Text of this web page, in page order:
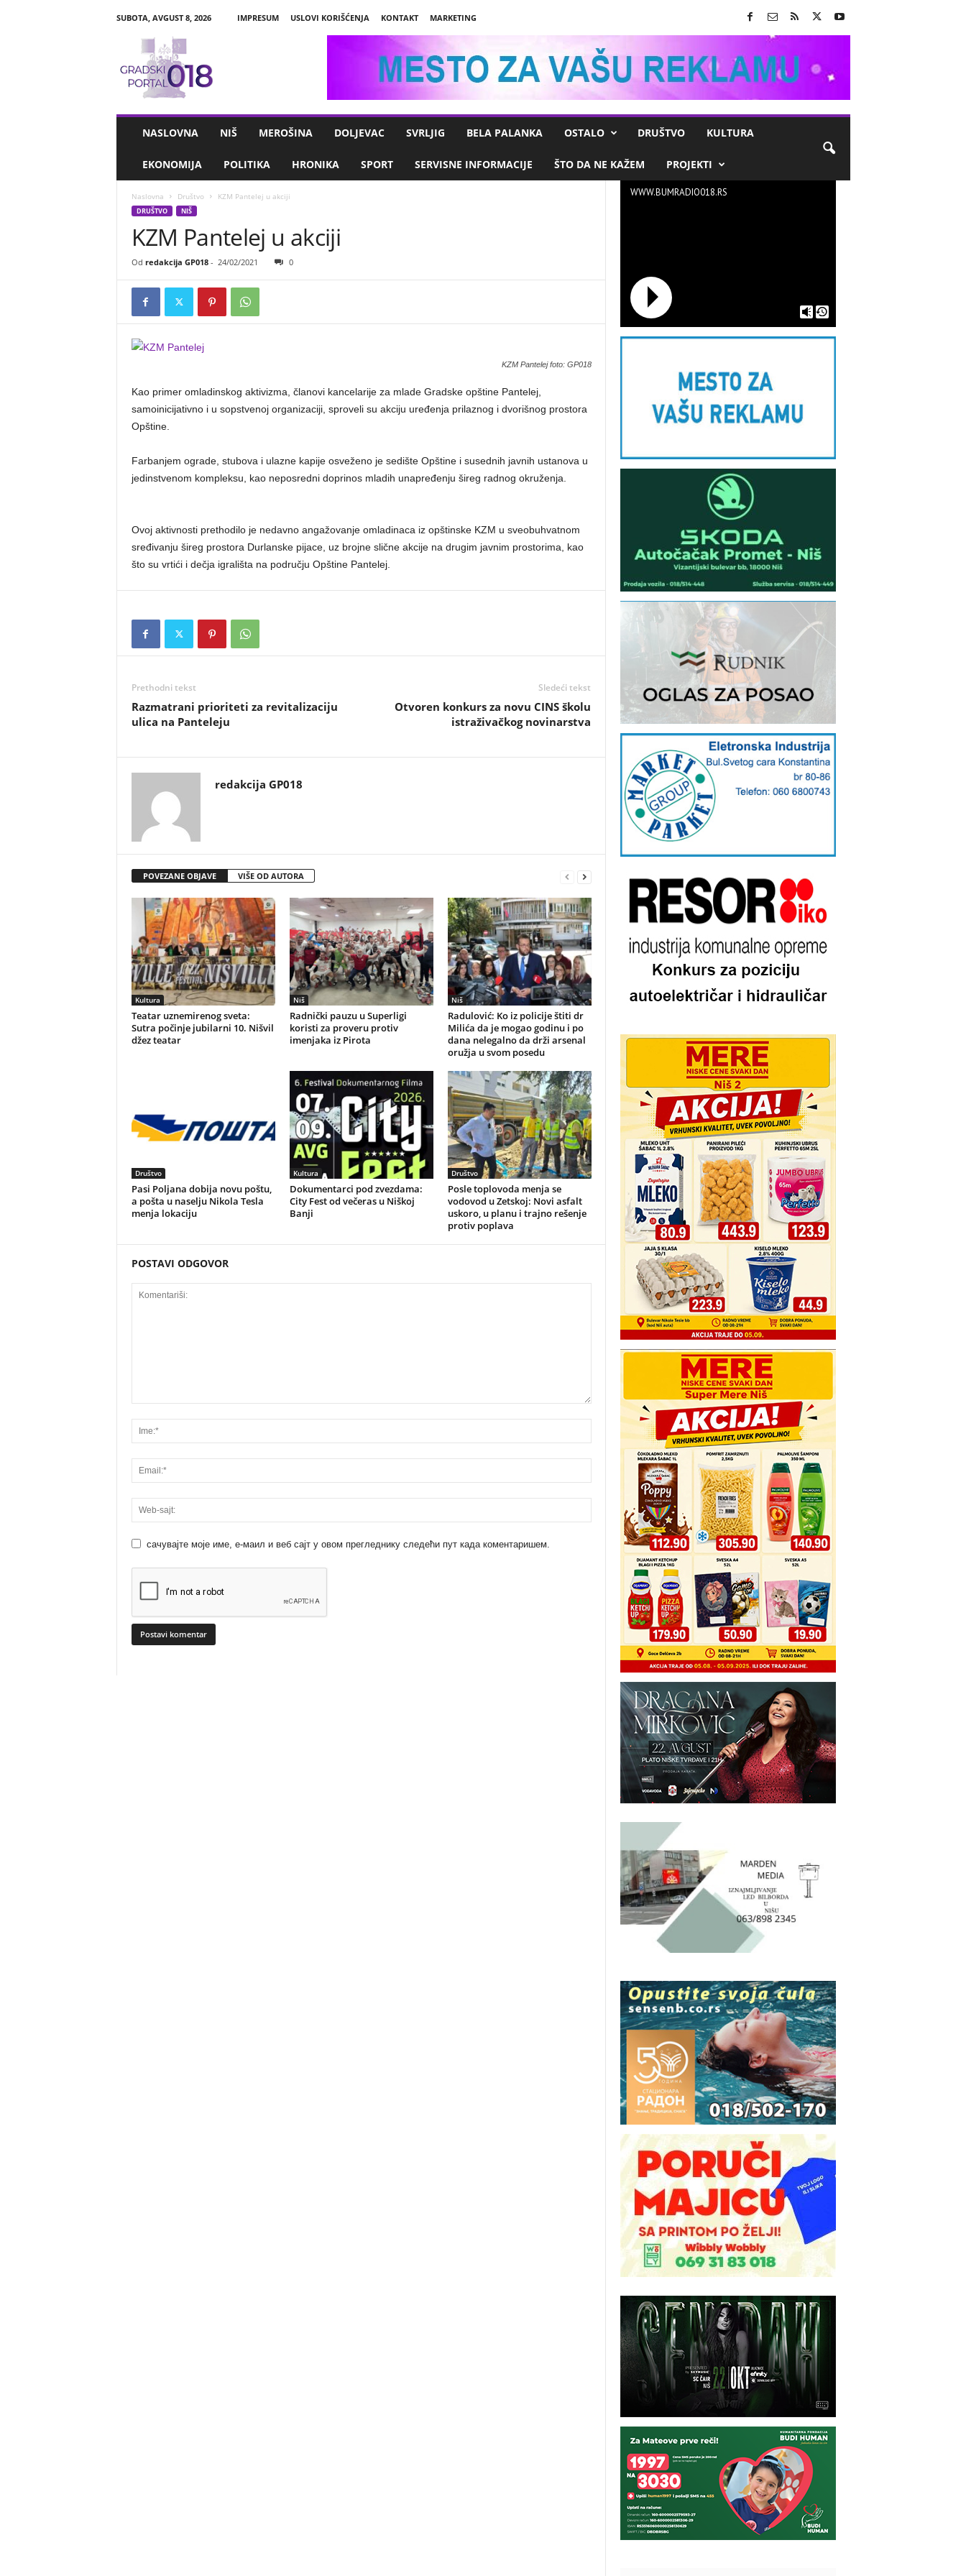
SUBOTA, AVGUST 8, 2026 IMPRESUM USLOVI KORIŠĆENJA KONTAKT
MARKETING
NASLOVNA NIŠ MEROŠINA DOLJEVAC SVRLJIG BELA PALANKA OSTALO DRUŠTVO KULTURA
EKONOMIJA POLITIKA HRONIKA SPORT SERVISNE INFORMACIJE ŠTO DA NE KAŽEM PROJEKTI
Naslovna Društvo KZM Pantelej u akciji
DRUŠTVO NIŠ
KZM Pantelej u akciji
Od redakcija GP018- 24/02/2021 0
KZM Pantelej foto: GP018
Kao primer omladinskog aktivizma, članovi kancelarije za mlade Gradske opštine Pantelej,
samoinicijativno i u sopstvenoj organizaciji, sproveli su akciju uređenja prilaznog i dvorišnog prostora
Opštine.
Farbanjem ograde, stubova i ulazne kapije osveženo je sedište Opštine i susednih javnih ustanova u
jedinstvenom kompleksu, kao neposredni doprinos mladih unapređenju šireg radnog okruženja.
Ovoj aktivnosti prethodilo je nedavno angažovanje omladinaca iz opštinske KZM u sveobuhvatnom
sređivanju šireg prostora Durlanske pijace, uz brojne slične akcije na drugim javnim prostorima, kao
što su vrtići i dečja igrališta na području Opštine Pantelej.
Prethodni tekst
Razmatrani prioriteti za revitalizaciju
ulica na Panteleju
Sledeći tekst
Otvoren konkurs za novu CINS školu
istraživačkog novinarstva
redakcija GP018
POVEZANE OBJAVE VIŠE OD AUTORA
Kultura
Teatar uznemirenog sveta:
Sutra počinje jubilarni 10. Nišvil
džez teatar
Niš
Radnički pauzu u Superligi
koristi za proveru protiv
imenjaka iz Pirota
Niš
Radulović: Ko iz policije štiti dr
Milića da je mogao godinu i po
dana nelegalno da drži arsenal
oružja u svom posedu
Društvo
Pasi Poljana dobija novu poštu,
a pošta u naselju Nikola Tesla
menja lokaciju
Kultura
Dokumentarci pod zvezdama:
City Fest od večeras u Niškoj
Banji
Društvo
Posle toplovoda menja se
vodovod u Zetskoj: Novi asfalt
uskoro, u planu i trajno rešenje
protiv poplava
POSTAVI ODGOVOR
сачувајте моје име, е-маил и веб сајт у овом прегледнику следећи пут када коментаришем.
WWW.BUMRADIO018.RS